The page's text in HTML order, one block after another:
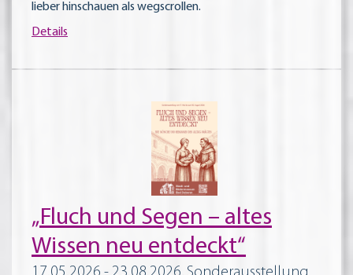
lieber hinschauen als wegscrollen.
Details
„Fluch und Segen – altes
Wissen neu entdeckt“